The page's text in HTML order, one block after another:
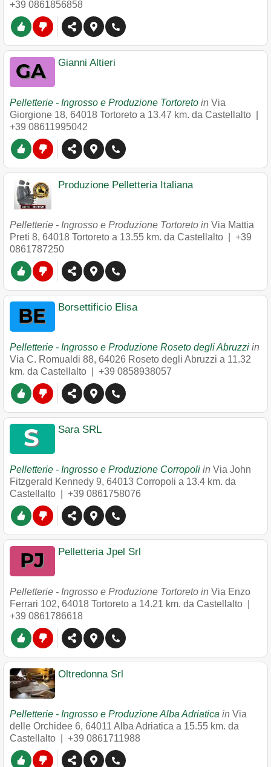
+39 0861856858
Gianni Altieri
Pelletterie - Ingrosso e Produzione Tortoreto in Via
Giorgione 18, 64018 Tortoreto a 13.47 km. da Castellalto |
+39 08611995042
Produzione Pelletteria Italiana
Pelletterie - Ingrosso e Produzione Tortoreto in Via Mattia
Preti 8, 64018 Tortoreto a 13.55 km. da Castellalto | +39
0861787250
Borsettificio Elisa
Pelletterie - Ingrosso e Produzione Roseto degli Abruzzi in
Via C. Romualdi 88, 64026 Roseto degli Abruzzi a 11.32
km. da Castellalto | +39 0858938057
Sara SRL
Pelletterie - Ingrosso e Produzione Corropoli in Via John
Fitzgerald Kennedy 9, 64013 Corropoli a 13.4 km. da
Castellalto | +39 0861758076
Pelletteria Jpel Srl
Pelletterie - Ingrosso e Produzione Tortoreto in Via Enzo
Ferrari 102, 64018 Tortoreto a 14.21 km. da Castellalto |
+39 0861786618
Oltredonna Srl
Pelletterie - Ingrosso e Produzione Alba Adriatica in Via
delle Orchidee 6, 64011 Alba Adriatica a 15.55 km. da
Castellalto | +39 0861711988